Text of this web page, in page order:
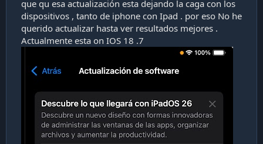
que qu esa actualización esta dejando la caga con los
dispositivos , tanto de iphone con Ipad . por eso No he
querido actualizar hasta ver resultados mejores .
Actualmente esta on IOS 18 .7